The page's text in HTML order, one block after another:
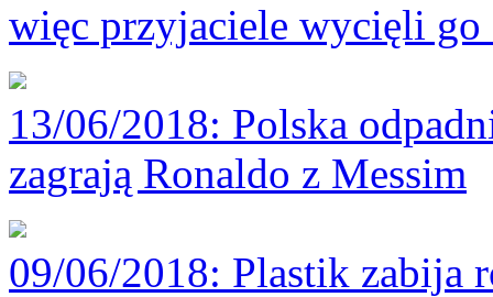
więc przyjaciele wycięli go
13/06/2018: Polska
zagrają Ronaldo z Messim
09/06/2018: Plastik zabija